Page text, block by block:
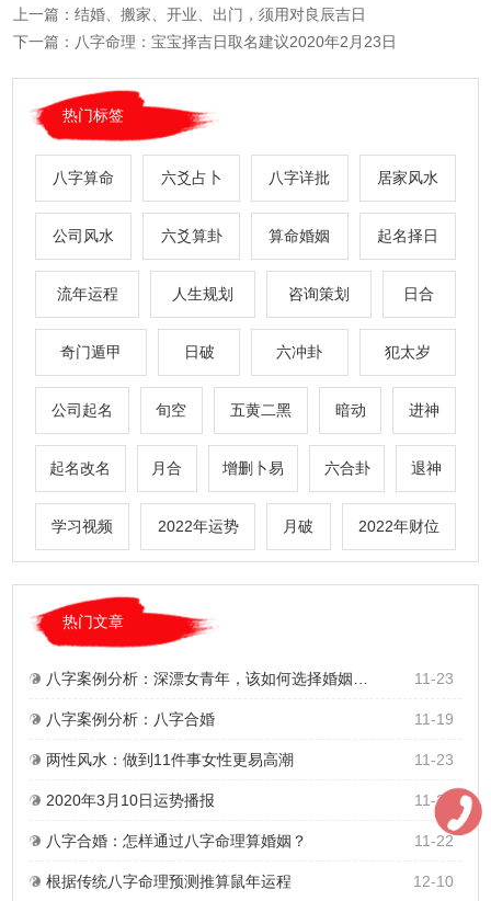
上一篇： 结婚、搬家、开业、出门，须用对良辰吉日
下一篇： 八字命理：宝宝择吉日取名建议2020年2月23日
热门标签
八字算命 六爻占卜 八字详批 居家风水
公司风水 六爻算卦 算命婚姻 起名择日
流年运程 人生规划 咨询策划 日合
奇门遁甲 日破 六冲卦 犯太岁
公司起名 旬空 五黄二黑 暗动 进神
起名改名 月合 增删卜易 六合卦 退神
学习视频 2022年运势 月破 2022年财位
热门文章
八字案例分析：深漂女青年，该如何选择婚姻与事业？ 11-23
八字案例分析：八字合婚 11-19
两性风水：做到11件事女性更易高潮 11-23
2020年3月10日运势播报 11-23
八字合婚：怎样通过八字命理算婚姻？ 11-22
根据传统八字命理预测推算鼠年运程 12-10